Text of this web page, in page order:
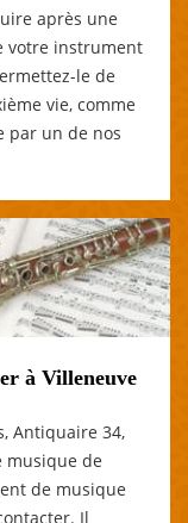
après une
votre instrument
le de
vie, comme
par un de nos
à Villeneuve
Antiquaire 34,
musique de
de musique
Il